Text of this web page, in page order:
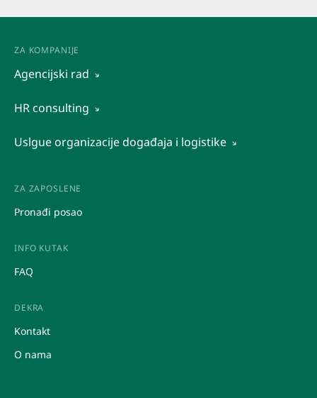
ZA KOMPANIJE
Agencijski rad
Regrutacija i selekcija
HR consulting
Uslgue organizacije događaja i logistike
Promocije
Istraživanje tržišta
ZA ZAPOSLENE
Pronađi posao
INFO KUTAK
FAQ
DEKRA
Kontakt
O nama